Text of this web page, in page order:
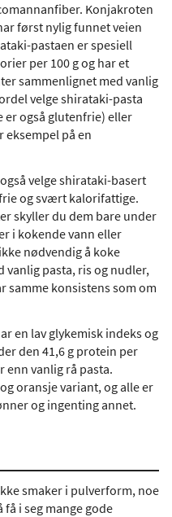
Konjakroten
først nylig funnet veien
pastaen er spesiell
per 100 g og har et
sammenlignet med vanlig
velge shirataki-pasta
er også glutenfrie) eller
på en
velge shirataki-basert
og svært kalorifattige.
skyller du dem bare under
i kokende vann eller
nødvendig å koke
pasta, ris og nudler,
samme konsistens som om
en lav glykemisk indeks og
den 41,6 g protein per
enn vanlig rå pasta.
oransje variant, og alle er
og ingenting annet.
smaker i pulverform, noe
i seg mange gode